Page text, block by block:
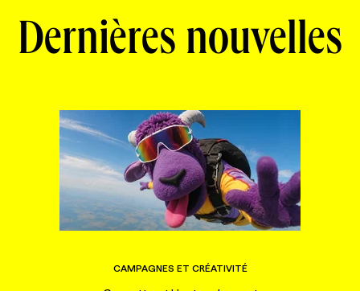
Dernières nouvelles
CAMPAGNES ET CRÉATIVITÉ